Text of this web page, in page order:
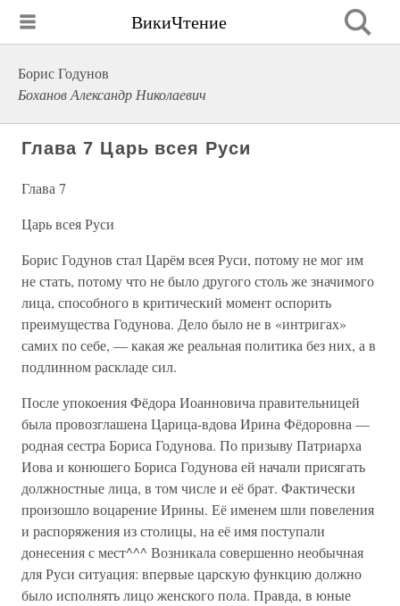
ВикиЧтение
Борис Годунов
Боханов Александр Николаевич
Глава 7 Царь всея Руси
Глава 7
Царь всея Руси
Борис Годунов стал Царём всея Руси, потому не мог им
не стать, потому что не было другого столь же значимого
лица, способного в критический момент оспорить
преимущества Годунова. Дело было не в «интригах»
самих по себе, — какая же реальная политика без них, а в
подлинном раскладе сил.
После упокоения Фёдора Иоанновича правительницей
была провозглашена Царица-вдова Ирина Фёдоровна —
родная сестра Бориса Годунова. По призыву Патриарха
Иова и конюшего Бориса Годунова ей начали присягать
должностные лица, в том числе и её брат. Фактически
произошло воцарение Ирины. Её именем шли повеления
и распоряжения из столицы, на её имя поступали
донесения с мест^^^ Возникала совершенно необычная
для Руси ситуация: впервые царскую функцию должно
было исполнять лицо женского пола. Правда, в юные